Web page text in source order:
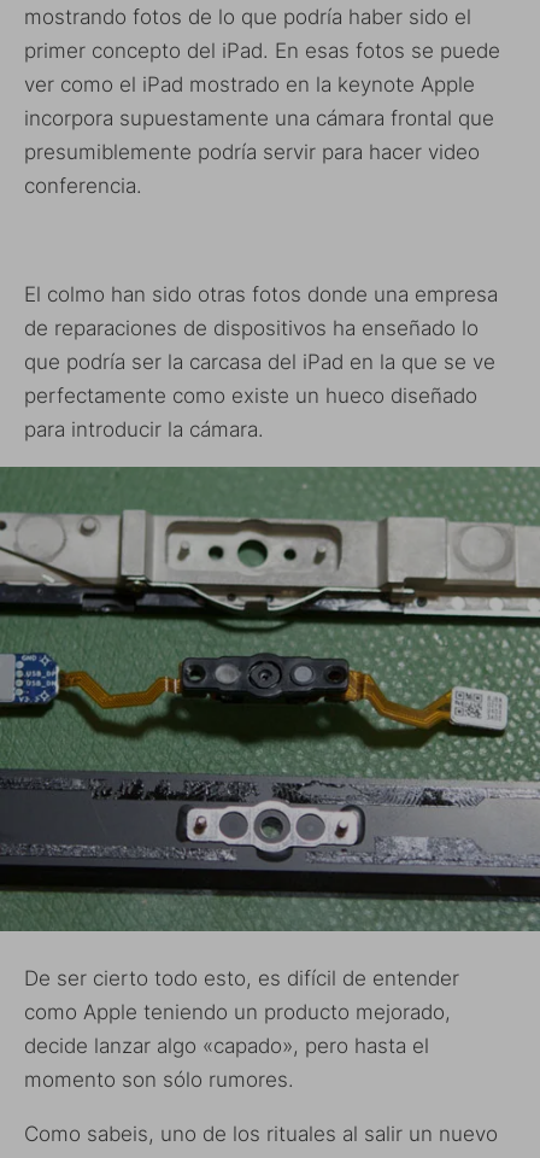
mostrando fotos de lo que podría haber sido el
primer concepto del iPad. En esas fotos se puede
ver como el iPad mostrado en la keynote Apple
incorpora supuestamente una cámara frontal que
presumiblemente podría servir para hacer video
conferencia.
El colmo han sido otras fotos donde una empresa
de reparaciones de dispositivos ha enseñado lo
que podría ser la carcasa del iPad en la que se ve
perfectamente como existe un hueco diseñado
para introducir la cámara.
De ser cierto todo esto, es difícil de entender
como Apple teniendo un producto mejorado,
decide lanzar algo «capado», pero hasta el
momento son sólo rumores.
Como sabeis, uno de los rituales al salir un nuevo